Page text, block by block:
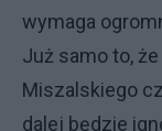
wymaga
Już samo to,
Miszalskiego
dalej będzie